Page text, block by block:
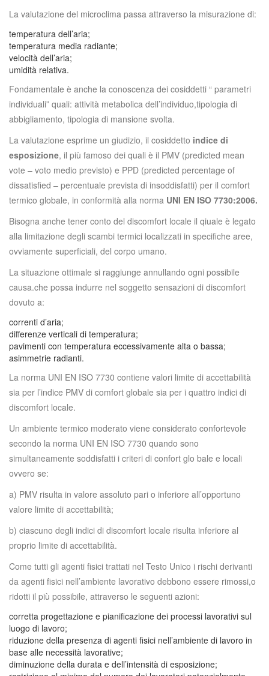
La valutazione del microclima passa attraverso la misurazione di:
temperatura dell’aria;
temperatura media radiante;
velocità dell’aria;
umidità relativa.
Fondamentale è anche la conoscenza dei cosiddetti “ parametri
individuali” quali: attività metabolica dell’individuo,tipologia di
abbigliamento, tipologia di mansione svolta.
La valutazione esprime un giudizio, il cosiddetto indice di
esposizione, il più famoso dei quali è il PMV (predicted mean
vote – voto medio previsto) e PPD (predicted percentage of
dissatisfied – percentuale prevista di insoddisfatti) per il comfort
termico globale, in conformità alla norma UNI EN ISO 7730:2006.
Bisogna anche tener conto del discomfort locale il qiuale è legato
alla limitazione degli scambi termici localizzati in specifiche aree,
ovviamente superficiali, del corpo umano.
La situazione ottimale si raggiunge annullando ogni possibile
causa.che possa indurre nel soggetto sensazioni di discomfort
dovuto a:
correnti d’aria;
differenze verticali di temperatura;
pavimenti con temperatura eccessivamente alta o bassa;
asimmetrie radianti.
La norma UNI EN ISO 7730 contiene valori limite di accettabilità
sia per l’indice PMV di comfort globale sia per i quattro indici di
discomfort locale.
Un ambiente termico moderato viene considerato confortevole
secondo la norma UNI EN ISO 7730 quando sono
simultaneamente soddisfatti i criteri di confort glo bale e locali
ovvero se:
a) PMV risulta in valore assoluto pari o inferiore all’opportuno
valore limite di accettabilità;
b) ciascuno degli indici di discomfort locale risulta inferiore al
proprio limite di accettabilità.
Come tutti gli agenti fisici trattati nel Testo Unico i rischi derivanti
da agenti fisici nell’ambiente lavorativo debbono essere rimossi,o
ridotti il più possibile, attraverso le seguenti azioni:
corretta progettazione e pianificazione dei processi lavorativi sul
luogo di lavoro;
riduzione della presenza di agenti fisici nell’ambiente di lavoro in
base alle necessità lavorative;
diminuzione della durata e dell’intensità di esposizione;